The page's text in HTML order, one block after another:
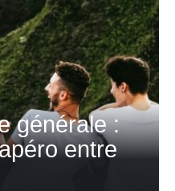
générale :
entre